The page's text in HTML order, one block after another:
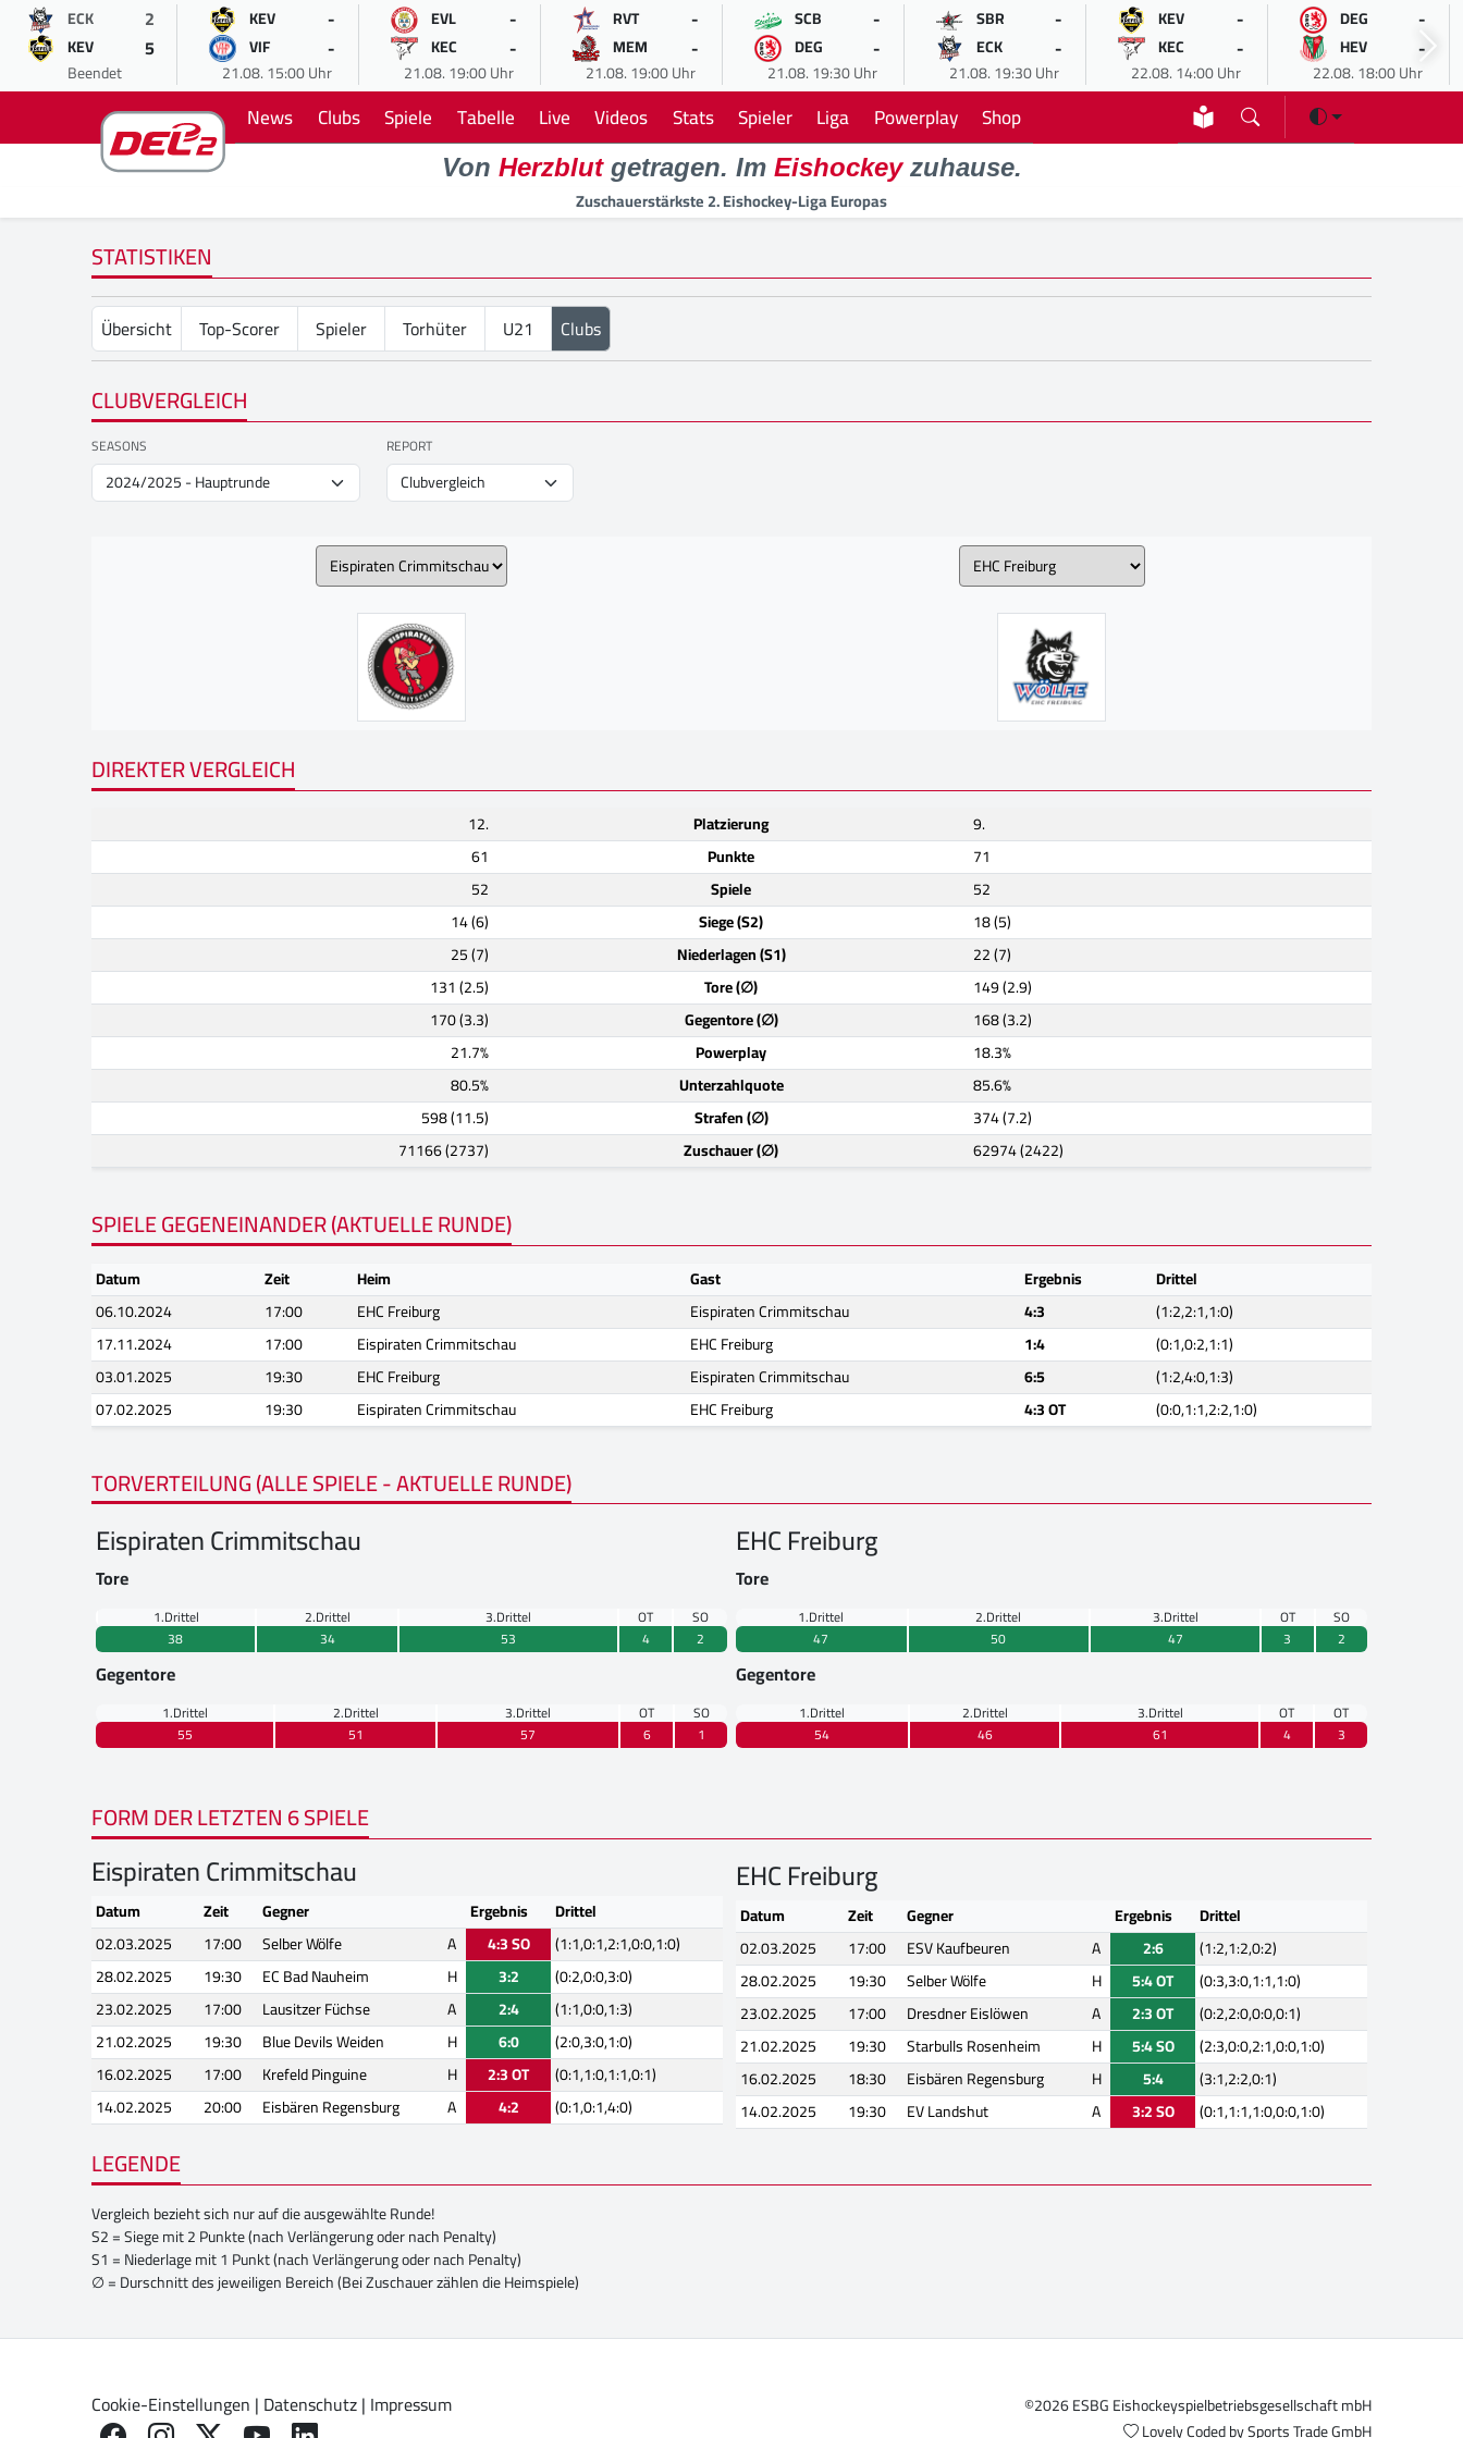
ECK 2
KEV 5
Beendet
KEV -
VIF -
21.08. 15:00 Uhr
EVL -
KEC -
21.08. 19:00 Uhr
RVT -
MEM -
21.08. 19:00 Uhr
SCB -
DEG -
21.08. 19:30 Uhr
SBR -
ECK -
21.08. 19:30 Uhr
KEV -
KEC -
22.08. 14:00 Uhr
DEG -
HEV -
22.08. 18:00 Uhr
News Clubs Spiele Tabelle Live Videos Stats Spieler Liga Powerplay Shop
Von Herzblutgetragen. Im Eishockeyzuhause.
Zuschauerstärkste 2. Eishockey-Liga Europas
STATISTIKEN
Übersicht Top-Scorer Spieler Torhüter U21 Clubs
CLUBVERGLEICH
SEASONS REPORT
DIREKTER VERGLEICH
12. Platzierung
9.
61
Punkte
71
52
Spiele
52
14 (6)
Siege (S2)
18 (5)
25 (7)
Niederlagen (S1)
22 (7)
131 (2.5)
Tore (∅)
149 (2.9)
170 (3.3)
Gegentore (∅)
168 (3.2)
21.7%
Powerplay
18.3%
80.5%
Unterzahlquote
85.6%
598 (11.5)
Strafen (∅)
374 (7.2)
71166 (2737)
Zuschauer (∅) 62974 (2422)
SPIELE GEGENEINANDER (AKTUELLE RUNDE)
Datum Zeit Heim Gast Ergebnis
Drittel
06.10.2024
17:00 EHC Freiburg Eispiraten Crimmitschau 4:3
(1:2,2:1,1:0)
17.11.2024
17:00 Eispiraten Crimmitschau EHC Freiburg 1:4
(0:1,0:2,1:1)
03.01.2025
19:30 EHC Freiburg Eispiraten Crimmitschau 6:5
(1:2,4:0,1:3)
07.02.2025
19:30 Eispiraten Crimmitschau EHC Freiburg 4:3 OT (0:0,1:1,2:2,1:0)
TORVERTEILUNG (ALLE SPIELE - AKTUELLE RUNDE)
Eispiraten Crimmitschau
Tore
1.Drittel 2.Drittel 3.Drittel OT
SO
38
34 53 4 2
Gegentore
1.Drittel 2.Drittel 3.Drittel OT
SO
55
51 57 6 1
EHC Freiburg
Tore
1.Drittel 2.Drittel 3.Drittel OT
SO
47
50 47 3 2
Gegentore
1.Drittel 2.Drittel 3.Drittel OT
OT
54
46 61 4 3
FORM DER LETZTEN 6 SPIELE
Eispiraten Crimmitschau
Datum Zeit Gegner Ergebnis
Drittel
02.03.2025
17:00 Selber Wölfe A 4:3 SO
(1:1,0:1,2:1,0:0,1:0)
28.02.2025
19:30 EC Bad Nauheim H 3:2
(0:2,0:0,3:0)
23.02.2025
17:00 Lausitzer Füchse A 2:4
(1:1,0:0,1:3)
21.02.2025
19:30 Blue Devils Weiden H 6:0
(2:0,3:0,1:0)
16.02.2025
17:00 Krefeld Pinguine H 2:3 OT
(0:1,1:0,1:1,0:1)
14.02.2025
20:00 Eisbären Regensburg A 4:2 (0:1,0:1,4:0)
EHC Freiburg
Datum Zeit Gegner Ergebnis
Drittel
02.03.2025
17:00 ESV Kaufbeuren A 2:6
(1:2,1:2,0:2)
28.02.2025
19:30 Selber Wölfe H 5:4 OT
(0:3,3:0,1:1,1:0)
23.02.2025
17:00 Dresdner Eislöwen A 2:3 OT
(0:2,2:0,0:0,0:1)
21.02.2025
19:30 Starbulls Rosenheim H 5:4 SO
(2:3,0:0,2:1,0:0,1:0)
16.02.2025
18:30 Eisbären Regensburg H 5:4
(3:1,2:2,0:1)
14.02.2025
19:30 EV Landshut A 3:2 SO (0:1,1:1,1:0,0:0,1:0)
LEGENDE
Vergleich bezieht sich nur auf die ausgewählte Runde!
S2 = Siege mit 2 Punkte (nach Verlängerung oder nach Penalty)
S1 = Niederlage mit 1 Punkt (nach Verlängerung oder nach Penalty)
∅ = Durschnitt des jeweiligen Bereich (Bei Zuschauer zählen die Heimspiele)
Cookie-Einstellungen | Datenschutz| Impressum
©2026 ESBG Eishockeyspielbetriebsgesellschaft mbH
Lovely Coded bySports Trade GmbH